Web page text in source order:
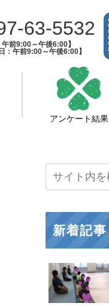
63-5532
午前9:00～午後6:00】
：午前9:00～午後6:00】
アンケート結果
新着記事